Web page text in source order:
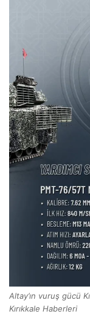
Altay’ın vuruş gücü
Kırıkkale Haberleri